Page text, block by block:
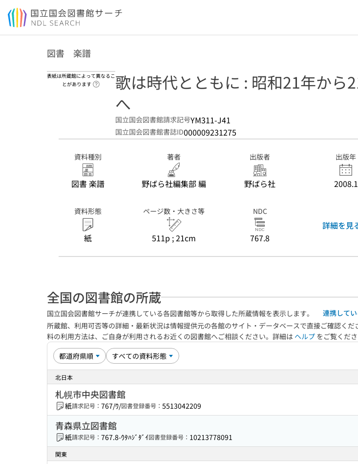
本文へ移動
図書 楽譜
表紙は所蔵館によって異なるこ
とがあります
ヘルプページへのリンク
歌は時代とともに : 昭和21年から
へ
国立国会図書館請求記号YM311-J41
国立国会図書館書誌ID000009231275
資料種別
図書 楽譜
著者
野ばら社編集部 編
出版者
野ばら社
出版年
2008.1
資料形態
紙
ページ数・大きさ等
511p ; 21cm
NDC
767.8
詳細を見
全国の図書館の所蔵
国立国会図書館サーチが連携している各図書館等から取得した所蔵情報を表示します。
連携して
所蔵館、利用可否等の詳細・最新状況は情報提供元の各館のサイト・データベースで直接ご確認く
料の利用方法は、ご自身が利用されるお近くの図書館へご相談ください。詳細は ヘルプ をご覧くださ
北日本
札幌市中央図書館
紙請求記号： 767/ｳ/図書登録番号： 5513042209
青森県立図書館
紙請求記号： 767.8-ｳﾀﾊｼﾞﾀﾞｲ図書登録番号： 10213778091
関東